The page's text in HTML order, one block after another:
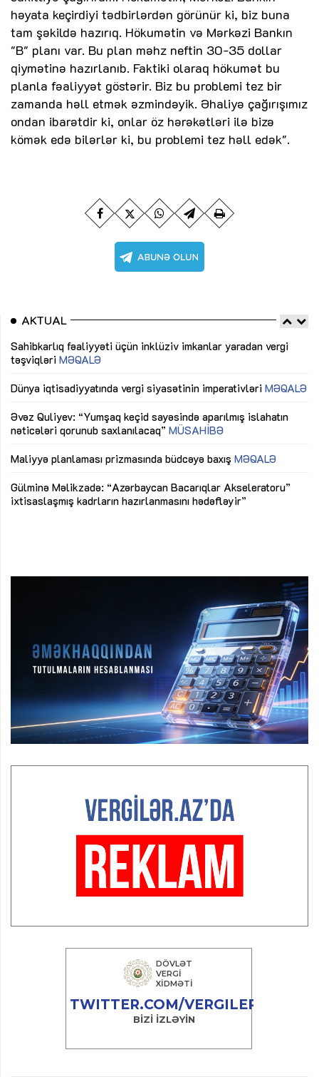
həyata keçirdiyi tədbirlərdən görünür ki, biz buna
tam şəkildə hazırıq. Hökumətin və Mərkəzi Bankın
"B" planı var. Bu plan məhz neftin 30-35 dollar
qiymətinə hazırlanıb. Faktiki olaraq hökumət bu
planla fəaliyyət göstərir. Biz bu problemi tez bir
zamanda həll etmək əzmindəyik. Əhaliyə çağırışımız
ondan ibarətdir ki, onlar öz hərəkətləri ilə bizə
kömək edə bilərlər ki, bu problemi tez həll edək".
AKTUAL
Sahibkarlıq fəaliyyəti üçün inklüziv imkanlar yaradan vergi
təşviqləri MƏQALƏ
Dünya iqtisadiyyatında vergi siyasətinin imperativləri MƏQALƏ
Əvəz Quliyev: “Yumşaq keçid sayəsində aparılmış islahatın
nəticələri qorunub saxlanılacaq” MÜSAHİBƏ
Maliyyə planlaması prizmasında büdcəyə baxış MƏQALƏ
Gülminə Məlikzadə: “Azərbaycan Bacarıqlar Akseleratoru”
ixtisaslaşmış kadrların hazırlanmasını hədəfləyir”